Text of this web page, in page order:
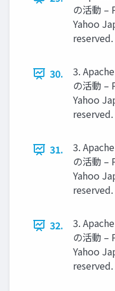
の活動
Yahoo
30.
3.
の活動
Yahoo
31.
3.
の活動
Yahoo
32.
3.
の活動
Yahoo